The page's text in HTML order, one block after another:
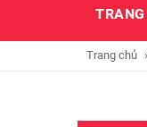
TRANG
Trang chủ